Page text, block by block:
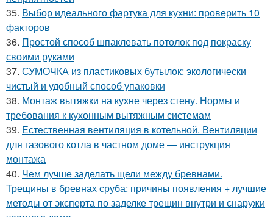
35. Выбор идеального фартука для кухни: проверить 10
факторов
36. Простой способ шпаклевать потолок под покраску
своими руками
37. СУМОЧКА из пластиковых бутылок: экологически
чистый и удобный способ упаковки
38. Монтаж вытяжки на кухне через стену. Нормы и
требования к кухонным вытяжным системам
39. Естественная вентиляция в котельной. Вентиляции
для газового котла в частном доме — инструкция
монтажа
40. Чем лучше заделать щели между бревнами.
Трещины в бревнах сруба: причины появления + лучшие
методы от эксперта по заделке трещин внутри и снаружи